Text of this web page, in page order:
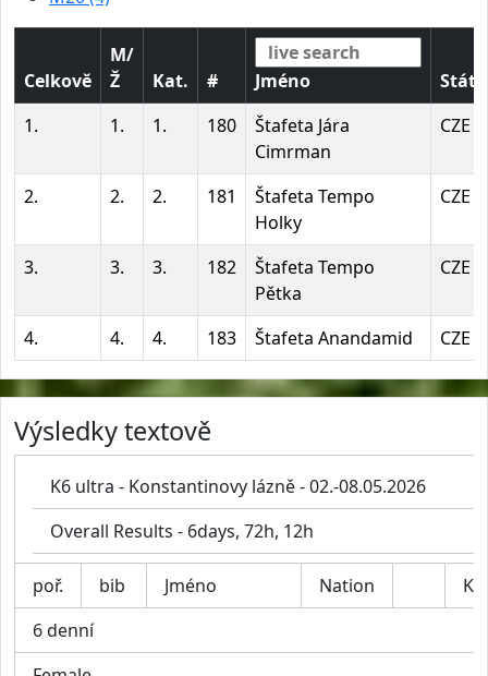
Celkově
M/
Ž
Kat. # Jméno
Stát
1.
1. 1. 180
Štafeta Jára
Cimrman
CZE
2. 2. 2. 181
Štafeta Tempo
Holky
CZE
3. 3. 3. 182
Štafeta Tempo
Pětka
CZE
4. 4. 4. 183 Štafeta Anandamid CZE
Výsledky textově
K6 ultra - Konstantinovy lázně - 02.-08.05.2026
Overall Results - 6days, 72h, 12h
poř. bib Jméno Nation
6 denní